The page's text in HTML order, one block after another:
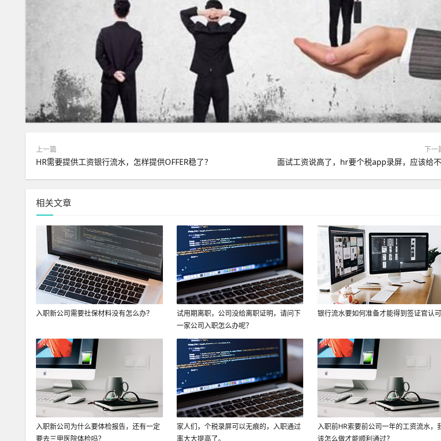
上一篇
HR需要提供工资银行流水，怎样提供OFFER稳了？
下一
面试工资说高了，hr要个税app录屏，应该给
相关文章
入职新公司需要社保材料没有怎么办？
试用期离职，公司没给离职证明，请问下
一家公司入职怎么办呢？
银行流水要如何准备才能得到签证官认可
入职新公司为什么要体检报告，还有一定
要去三甲医院体检吗？
家人们，个税录屏可以无痕的，入职通过
率大大提高了。
入职前HR索要前公司一年的工资流水，
该怎么做才能顺利通过？